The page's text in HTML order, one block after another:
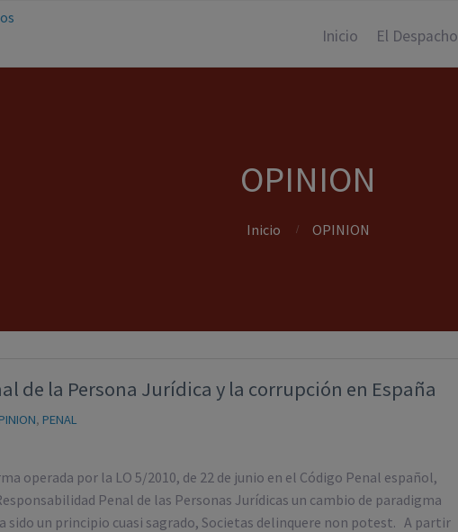
Inicio El Despacho
OPINION
Inicio OPINION
de la Persona Jurídica y la corrupción en España
, PENAL
operada por la LO 5/2010, de 22 de junio en el Código Penal español,
Penal de las Personas Jurídicas un cambio de paradigma
sido un principio cuasi sagrado, Societas delinquere non potest. A partir